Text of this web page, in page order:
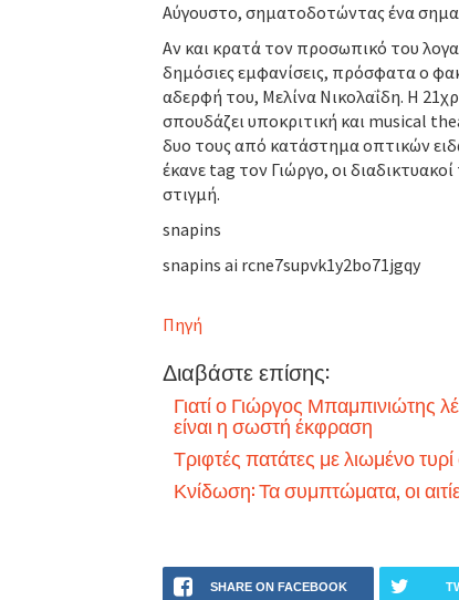
Αύγουστο, σηματοδοτώντας ένα
Αν και κρατά τον προσωπικό του
δημόσιες εμφανίσεις, πρόσφατα ο
αδερφή του, Μελίνα Νικολαΐδη. Η
σπουδάζει υποκριτική και musical
δυο τους από κατάστημα οπτικών
έκανε tag τον Γιώργο, οι
στιγμή.
snapins
snapins ai rcne7supvk1y2bo71jgqy
Πηγή
Διαβάστε επίσης:
Γιατί ο Γιώργος Μπαμπινιώτης
είναι η σωστή έκφραση
Τριφτές πατάτες με λιωμένο
Κνίδωση: Τα συμπτώματα, οι
SHARE ON FACEBOOK